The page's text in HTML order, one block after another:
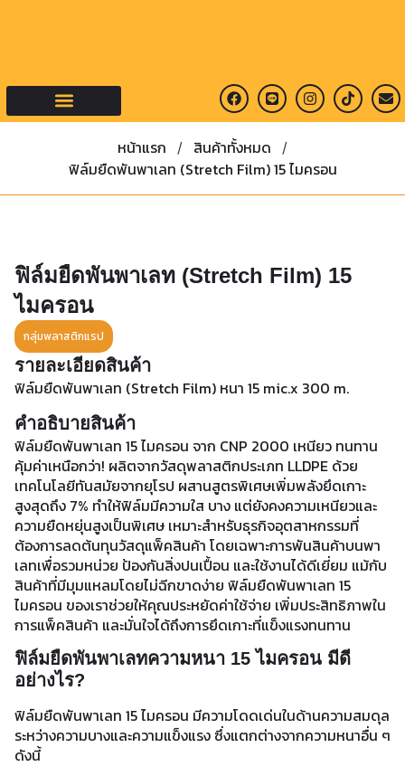
หน้าแรก / สินค้าทั้งหมด /
ฟิล์มยืดพันพาเลท (Stretch Film) 15 ไมครอน
ฟิล์มยืดพันพาเลท (Stretch Film) 15
ไมครอน
กลุ่มพลาสติกแรป
รายละเอียดสินค้า
ฟิล์มยืดพันพาเลท (Stretch Film) หนา 15 mic.x 300 m.
คำอธิบายสินค้า
ฟิล์มยืดพันพาเลท 15 ไมครอน จาก CNP 2000 เหนียว ทนทาน
คุ้มค่าเหนือกว่า! ผลิตจากวัสดุพลาสติกประเภท LLDPE ด้วย
เทคโนโลยีทันสมัยจากยุโรป ผสานสูตรพิเศษเพิ่มพลังยึดเกาะ
สูงสุดถึง 7% ทำให้ฟิล์มมีความใส บาง แต่ยังคงความเหนียวและ
ความยืดหยุ่นสูงเป็นพิเศษ เหมาะสำหรับธุรกิจอุตสาหกรรมที่
ต้องการลดต้นทุนวัสดุแพ็คสินค้า โดยเฉพาะการพันสินค้าบนพา
เลทเพื่อรวมหน่วย ป้องกันสิ่งปนเปื้อน และใช้งานได้ดีเยี่ยม แม้กับ
สินค้าที่มีมุมแหลมโดยไม่ฉีกขาดง่าย ฟิล์มยืดพันพาเลท 15
ไมครอน ของเราช่วยให้คุณประหยัดค่าใช้จ่าย เพิ่มประสิทธิภาพใน
การแพ็คสินค้า และมั่นใจได้ถึงการยึดเกาะที่แข็งแรงทนทาน
ฟิล์มยืดพันพาเลทความหนา 15 ไมครอน มีดี
อย่างไร?
ฟิล์มยืดพันพาเลท 15 ไมครอน มีความโดดเด่นในด้านความสมดุล
ระหว่างความบางและความแข็งแรง ซึ่งแตกต่างจากความหนาอื่น ๆ
ดังนี้